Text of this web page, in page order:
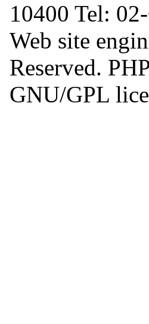
10400 Tel:
Web site
Reserved.
GNU/GPL